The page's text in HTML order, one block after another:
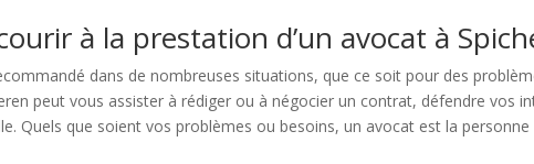
à la prestation d’un avocat à
dans de nombreuses situations, que ce soit pour des
peut vous assister à rédiger ou à négocier un contrat, défendre vos
Quels que soient vos problèmes ou besoins, un avocat est la